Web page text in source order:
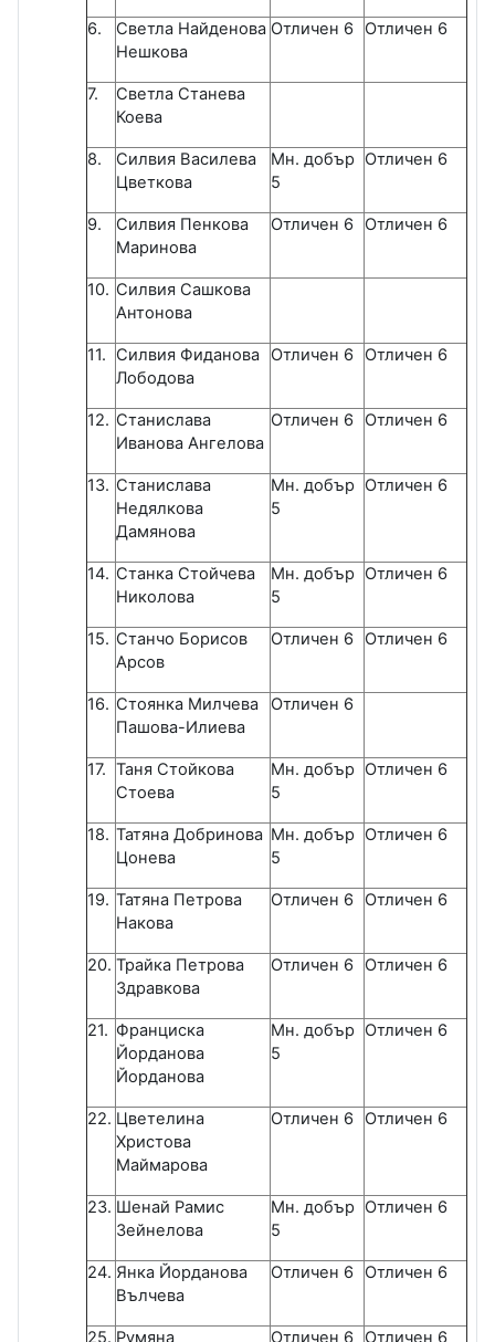
6.
Светла Найденова
Нешкова
Отличен 6 Отличен 6
7.
Светла Станева
Коева
8.
Силвия Василева
Цветкова
Мн. добър
5
Отличен 6
9.
Силвия Пенкова
Маринова
Отличен 6 Отличен 6
10. Силвия Сашкова
Антонова
11.
Силвия Фиданова
Лободова
Отличен 6 Отличен 6
12. Станислава
Иванова Ангелова
Отличен 6 Отличен 6
13. Станислава
Недялкова
Дамянова
Мн. добър
5
Отличен 6
14. Станка Стойчева
Николова
Мн. добър
5
Отличен 6
15. Станчо Борисов
Арсов
Отличен 6 Отличен 6
16. Стоянка Милчева
Пашова-Илиева
Отличен 6
17. Таня Стойкова
Стоева
Мн. добър
5
Отличен 6
18. Татяна Добринова
Цонева
Мн. добър
5
Отличен 6
19. Татяна Петрова
Накова
Отличен 6 Отличен 6
20. Трайка Петрова
Здравкова
Отличен 6 Отличен 6
21. Франциска
Йорданова
Йорданова
Мн. добър
5
Отличен 6
22. Цветелина
Христова
Маймарова
Отличен 6 Отличен 6
23. Шенай Рамис
Зейнелова
Мн. добър
5
Отличен 6
24. Янка Йорданова
Вълчева
Отличен 6 Отличен 6
25. Румяна
Отличен 6 Отличен 6